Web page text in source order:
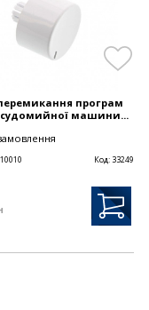
програм
машини...
Код: 33249